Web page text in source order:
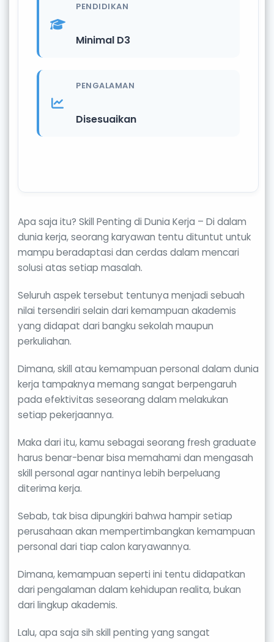
PENDIDIKAN
Minimal D3
PENGALAMAN
Disesuaikan
Apa saja itu? Skill Penting di Dunia Kerja – Di dalam
dunia kerja, seorang karyawan tentu dituntut untuk
mampu beradaptasi dan cerdas dalam mencari
solusi atas setiap masalah.
Seluruh aspek tersebut tentunya menjadi sebuah
nilai tersendiri selain dari kemampuan akademis
yang didapat dari bangku sekolah maupun
perkuliahan.
Dimana, skill atau kemampuan personal dalam dunia
kerja tampaknya memang sangat berpengaruh
pada efektivitas seseorang dalam melakukan
setiap pekerjaannya.
Maka dari itu, kamu sebagai seorang fresh graduate
harus benar-benar bisa memahami dan mengasah
skill personal agar nantinya lebih berpeluang
diterima kerja.
Sebab, tak bisa dipungkiri bahwa hampir setiap
perusahaan akan mempertimbangkan kemampuan
personal dari tiap calon karyawannya.
Dimana, kemampuan seperti ini tentu didapatkan
dari pengalaman dalam kehidupan realita, bukan
dari lingkup akademis.
Lalu, apa saja sih skill penting yang sangat